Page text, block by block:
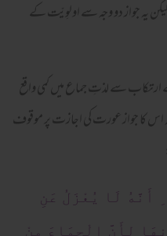
یہ جواز دو وجہ سے اولوِیّت کے
سے لذتِ جماع میں کمی واقع
اس کا جواز عورت کی اجازت پر موقوف
أَنَّهُ لَا یُعْزَلُ عَنِ
لِأَنَّ الْجِمَاعَ مِنْ